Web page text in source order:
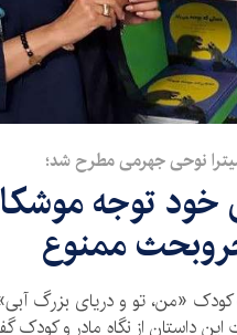
نوحی جهرمی مطرح شد؛
خود توجه
ممنوع
«من، تو و دریای بزرگ آبی»
داستان از نگاه مادر و کودک